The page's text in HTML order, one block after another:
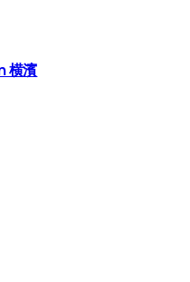
横濱